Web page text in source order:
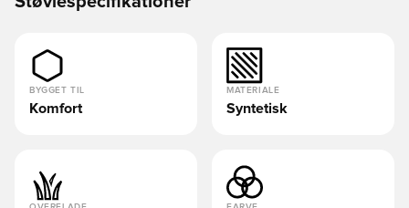
BYGGET TIL
Komfort
MATERIALE
Syntetisk